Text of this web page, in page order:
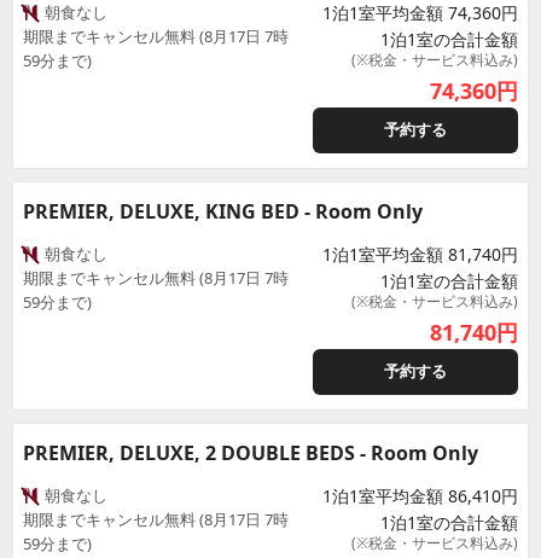
朝食なし
期限までキャンセル無料 (8月17日 7時
59分まで)
1泊1室平均金額 74,360円
1泊1室の合計金額
(※税金・サービス料込み)
74,360円
予約する
PREMIER, DELUXE, KING BED - Room Only
朝食なし
期限までキャンセル無料 (8月17日 7時
59分まで)
1泊1室平均金額 81,740円
1泊1室の合計金額
(※税金・サービス料込み)
81,740円
予約する
PREMIER, DELUXE, 2 DOUBLE BEDS - Room Only
朝食なし
期限までキャンセル無料 (8月17日 7時
59分まで)
1泊1室平均金額 86,410円
1泊1室の合計金額
(※税金・サービス料込み)